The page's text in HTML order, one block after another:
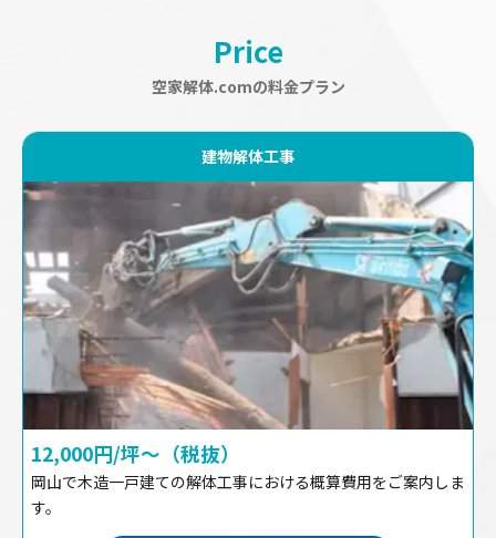
Price
空家解体.comの料金プラン
建物解体工事
12,000円/坪〜（税抜）
岡山で木造一戸建ての解体工事における概算費用をご案内しま
す。